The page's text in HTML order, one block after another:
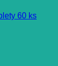
60 ks